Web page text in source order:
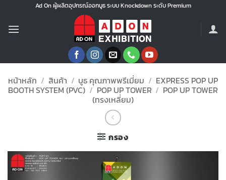
ยัง
Ad On ผู้ผลิตอุปกรณ์ออกบูธ ระบบ Knockdown ระดับ Premium
หน้าหลัก / สินค้า / บูธ คุณภาพพรีเมี่ยม / EXPRESS POP UP
BOOTH SYSTEM (PVC) / POP UP TOWER / POP UP TOWER
(ทรงเหลี่ยม)
กรอง